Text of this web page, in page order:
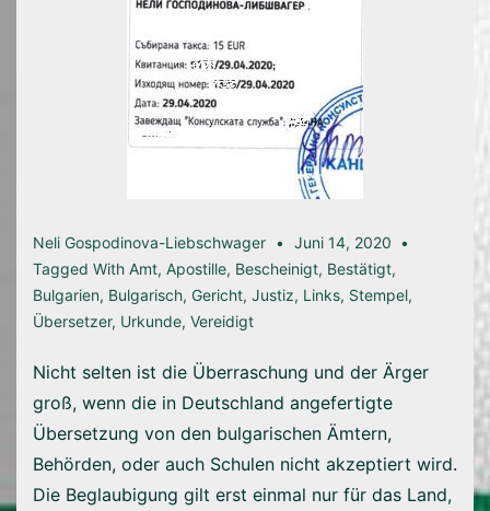
Neli Gospodinova-Liebschwager
Juni 14, 2020
Tagged With Amt, Apostille, Bescheinigt, Bestätigt,
Bulgarien, Bulgarisch, Gericht, Justiz, Links, Stempel,
Übersetzer, Urkunde, Vereidigt
Nicht selten ist die Überraschung und der Ärger
groß, wenn die in Deutschland angefertigte
Übersetzung von den bulgarischen Ämtern,
Behörden, oder auch Schulen nicht akzeptiert wird.
Die Beglaubigung gilt erst einmal nur für das Land,